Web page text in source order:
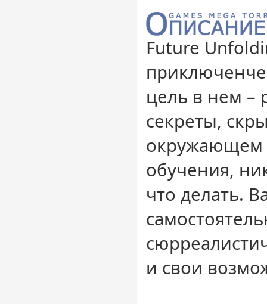
Future
цель в нем –
секреты,
окружающем
обучения,
что делать.
и свои